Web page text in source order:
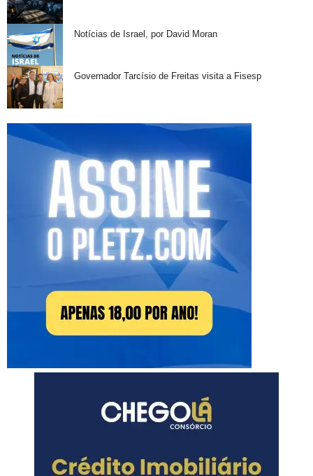
Notícias de Israel, por David Moran
Governador Tarcísio de Freitas visita a Fisesp